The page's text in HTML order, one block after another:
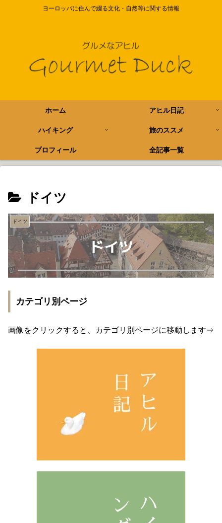
ヨーロッパに住んで綴る文化・自然等に関する情報
ホーム アヒル日記
ハイキング 旅のススメ
プロフィール 全記事一覧
ドイツ
ドイツ
カテゴリ別ページ
画像をクリックすると、カテゴリ別ページに移動します⇒